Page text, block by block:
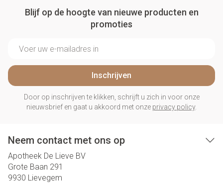
Blijf op de hoogte van nieuwe producten en
promoties
Inschrijven
Door op inschrijven te klikken, schrijft u zich in voor onze
nieuwsbrief en gaat u akkoord met onze privacy policy.
Neem contact met ons op
Apotheek De Lieve BV
Grote Baan 291
9930 Lievegem